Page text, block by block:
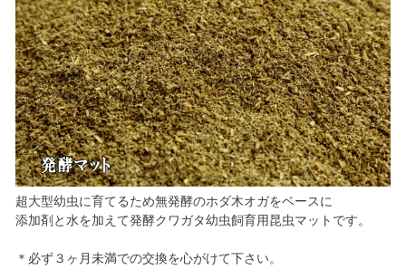
超大型幼虫に育てるため無発酵のホダ木オガをベースに
添加剤と水を加えて発酵クワガタ幼虫飼育用昆虫マットです。
＊必ず３ヶ月未満での交換を心がけて下さい。